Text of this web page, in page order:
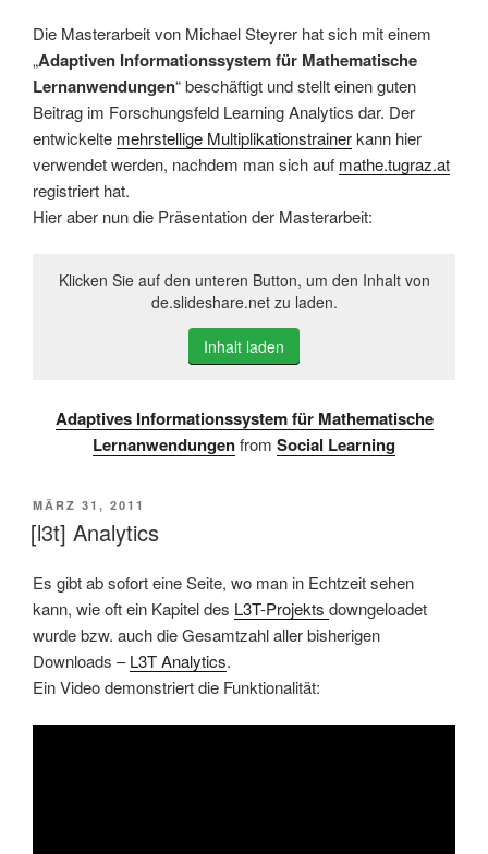
Die Masterarbeit von Michael Steyrer hat sich mit einem
„Adaptiven Informationssystem für Mathematische
Lernanwendungen“ beschäftigt und stellt einen guten
Beitrag im Forschungsfeld Learning Analytics dar. Der
entwickelte mehrstellige Multiplikationstrainerkann hier
verwendet werden, nachdem man sich auf mathe.tugraz.at
registriert hat.
Hier aber nun die Präsentation der Masterarbeit:
Klicken Sie auf den unteren Button, um den Inhalt von
de.slideshare.net zu laden.
Inhalt laden
Adaptives Informationssystem für Mathematische
Lernanwendungenfrom Social Learning
VERÖFFENTLICHT
AM
MÄRZ 31, 2011
[l3t] Analytics
Es gibt ab sofort eine Seite, wo man in Echtzeit sehen
kann, wie oft ein Kapitel des L3T-Projekts downgeloadet
wurde bzw. auch die Gesamtzahl aller bisherigen
Downloads –L3T Analytics.
Ein Video demonstriert die Funktionalität: